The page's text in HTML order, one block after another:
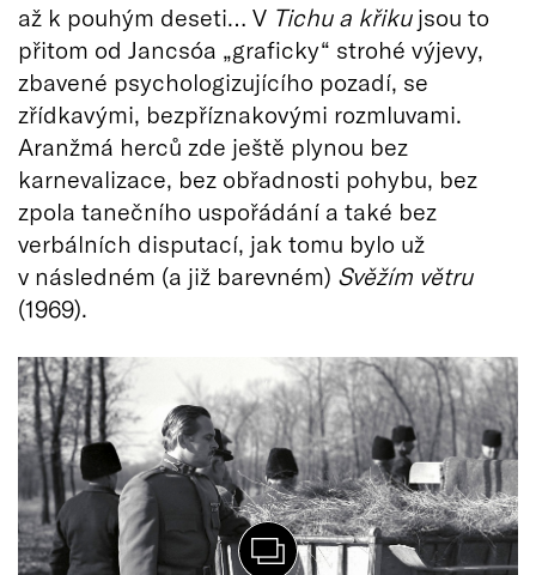
až k pouhým deseti… V Tichu a křikujsou to
přitom od Jancsóa „graficky“ strohé výjevy,
zbavené psychologizujícího pozadí, se
zřídkavými, bezpříznakovými rozmluvami.
Aranžmá herců zde ještě plynou bez
karnevalizace, bez obřadnosti pohybu, bez
zpola tanečního uspořádání a také bez
verbálních disputací, jak tomu bylo už
v následném (a již barevném) Svěžím větru
(1969).